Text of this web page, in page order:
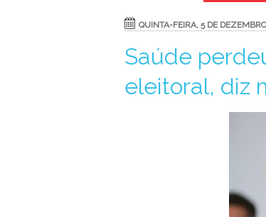
QUINTA-FEIRA, 5 DE
Saúde
eleitoral, diz